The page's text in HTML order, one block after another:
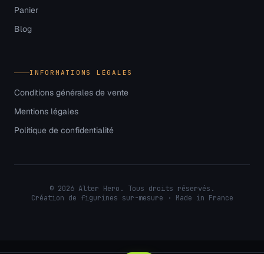
Panier
Blog
INFORMATIONS LÉGALES
Conditions générales de vente
Mentions légales
Politique de confidentialité
© 2026 Alter Hero. Tous droits réservés.
Création de figurines sur-mesure · Made in France